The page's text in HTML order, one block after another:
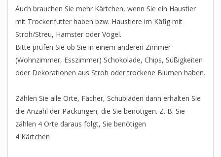
Auch brauchen Sie mehr Kärtchen, wenn Sie ein Haustier
mit Trockenfutter haben bzw. Haustiere im Käfig mit
Stroh/Streu, Hamster oder Vögel.
Bitte prüfen Sie ob Sie in einem anderen Zimmer
(Wohnzimmer, Esszimmer) Schokolade, Chips, Süßigkeiten
oder Dekorationen aus Stroh oder trockene Blumen haben.
Zählen Sie alle Orte, Fächer, Schubläden dann erhalten Sie
die Anzahl der Packungen, die Sie benötigen. Z. B. Sie
zählen 4 Orte daraus folgt, Sie benötigen
4 Kärtchen